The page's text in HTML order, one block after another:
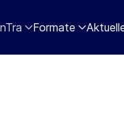
Formate